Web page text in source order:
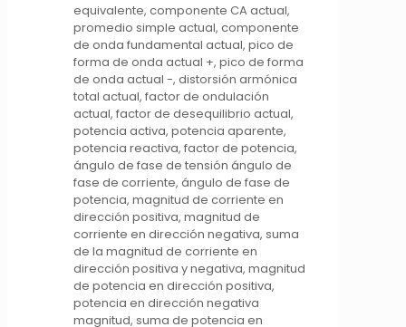
equivalente, componente CA actual,
promedio simple actual, componente
de onda fundamental actual, pico de
forma de onda actual +, pico de forma
de onda actual -, distorsión armónica
total actual, factor de ondulación
actual, factor de desequilibrio actual,
potencia activa, potencia aparente,
potencia reactiva, factor de potencia,
ángulo de fase de tensión ángulo de
fase de corriente, ángulo de fase de
potencia, magnitud de corriente en
dirección positiva, magnitud de
corriente en dirección negativa, suma
de la magnitud de corriente en
dirección positiva y negativa, magnitud
de potencia en dirección positiva,
potencia en dirección negativa
magnitud, suma de potencia en